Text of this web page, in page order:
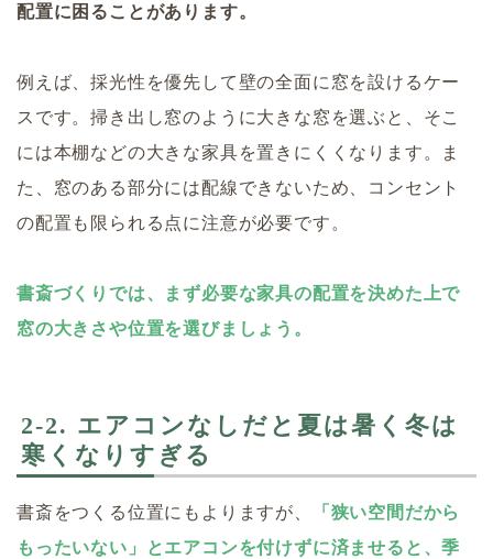
配置に困ることがあります。
例えば、採光性を優先して壁の全面に窓を設けるケー
スです。掃き出し窓のように大きな窓を選ぶと、そこ
には本棚などの大きな家具を置きにくくなります。ま
た、窓のある部分には配線できないため、コンセント
の配置も限られる点に注意が必要です。
書斎づくりでは、まず必要な家具の配置を決めた上で
窓の大きさや位置を選びましょう。
2-2. エアコンなしだと夏は暑く冬は
寒くなりすぎる
書斎をつくる位置にもよりますが、
「狭い空間だから
もったいない」とエアコンを付けずに済ませると、季